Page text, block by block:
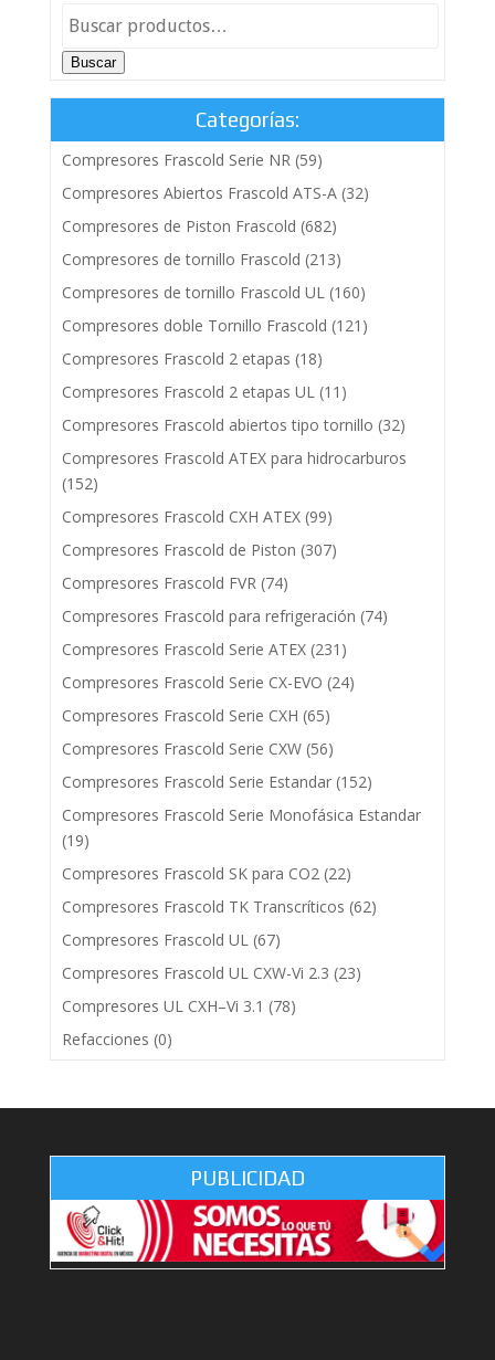
Buscar
Categorías:
Compresores Frascold Serie NR (59)
Compresores Abiertos Frascold ATS-A (32)
Compresores de Piston Frascold (682)
Compresores de tornillo Frascold (213)
Compresores de tornillo Frascold UL (160)
Compresores doble Tornillo Frascold (121)
Compresores Frascold 2 etapas (18)
Compresores Frascold 2 etapas UL (11)
Compresores Frascold abiertos tipo tornillo (32)
Compresores Frascold ATEX para hidrocarburos
(152)
Compresores Frascold CXH ATEX (99)
Compresores Frascold de Piston (307)
Compresores Frascold FVR (74)
Compresores Frascold para refrigeración (74)
Compresores Frascold Serie ATEX (231)
Compresores Frascold Serie CX-EVO (24)
Compresores Frascold Serie CXH (65)
Compresores Frascold Serie CXW (56)
Compresores Frascold Serie Estandar (152)
Compresores Frascold Serie Monofásica Estandar
(19)
Compresores Frascold SK para CO2 (22)
Compresores Frascold TK Transcríticos (62)
Compresores Frascold UL (67)
Compresores Frascold UL CXW-Vi 2.3 (23)
Compresores UL CXH–Vi 3.1 (78)
Refacciones (0)
PUBLICIDAD